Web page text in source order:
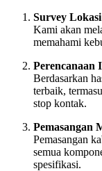
Survey Lokasi
Kami akan
memahami
Perencanaan
Berdasarkan
terbaik,
stop kontak.
Pemasangan
Pemasangan
semua
spesifikasi.